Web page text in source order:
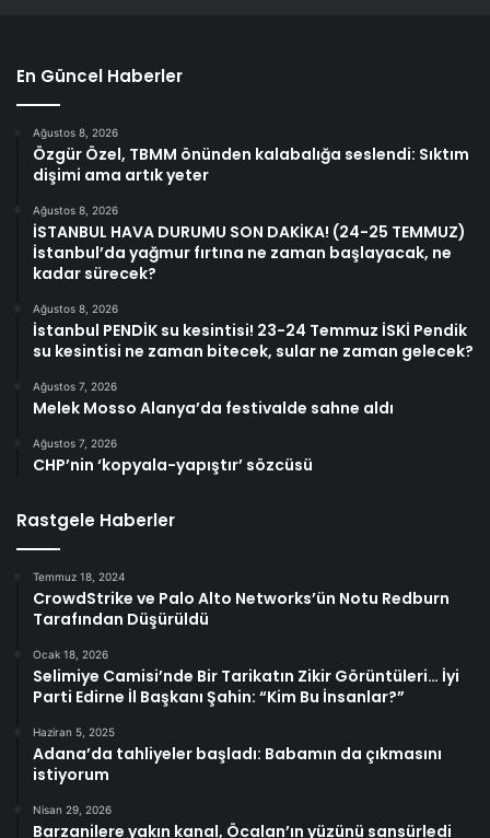
En Güncel Haberler
Ağustos 8, 2026
Özgür Özel, TBMM önünden kalabalığa seslendi: Sıktım
dişimi ama artık yeter
Ağustos 8, 2026
İSTANBUL HAVA DURUMU SON DAKİKA! (24-25 TEMMUZ)
İstanbul’da yağmur fırtına ne zaman başlayacak, ne
kadar sürecek?
Ağustos 8, 2026
İstanbul PENDİK su kesintisi! 23-24 Temmuz İSKİ Pendik
su kesintisi ne zaman bitecek, sular ne zaman gelecek?
Ağustos 7, 2026
Melek Mosso Alanya’da festivalde sahne aldı
Ağustos 7, 2026
CHP’nin ‘kopyala-yapıştır’ sözcüsü
Rastgele Haberler
Temmuz 18, 2024
CrowdStrike ve Palo Alto Networks’ün Notu Redburn
Tarafından Düşürüldü
Ocak 18, 2026
Selimiye Camisi’nde Bir Tarikatın Zikir Görüntüleri… İyi
Parti Edirne İl Başkanı Şahin: “Kim Bu İnsanlar?”
Haziran 5, 2025
Adana’da tahliyeler başladı: Babamın da çıkmasını
istiyorum
Nisan 29, 2026
Barzanilere yakın kanal, Öcalan’ın yüzünü sansürledi